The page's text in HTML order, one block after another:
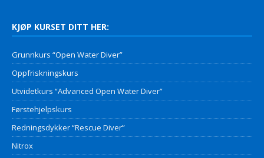
KJØP KURSET DITT HER:
Grunnkurs “Open Water Diver”
Oppfriskningskurs
Utvidetkurs “Advanced Open Water Diver”
Førstehjelpskurs
Redningsdykker “Rescue Diver”
Nitrox